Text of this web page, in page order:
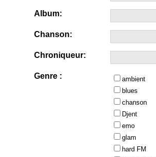
Album:
Chanson:
Chroniqueur:
Genre :
ambient
blues
chanson
Djent
emo
glam
hard FM